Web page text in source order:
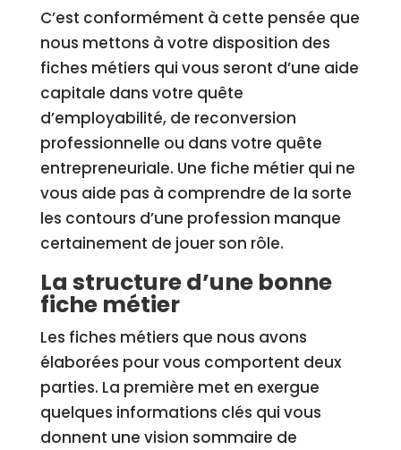
C’est conformément à cette pensée que
nous mettons à votre disposition des
fiches métiers qui vous seront d’une aide
capitale dans votre quête
d’employabilité, de reconversion
professionnelle ou dans votre quête
entrepreneuriale. Une fiche métier qui ne
vous aide pas à comprendre de la sorte
les contours d’une profession manque
certainement de jouer son rôle.
La structure d’une bonne
fiche métier
Les fiches métiers que nous avons
élaborées pour vous comportent deux
parties. La première met en exergue
quelques informations clés qui vous
donnent une vision sommaire de